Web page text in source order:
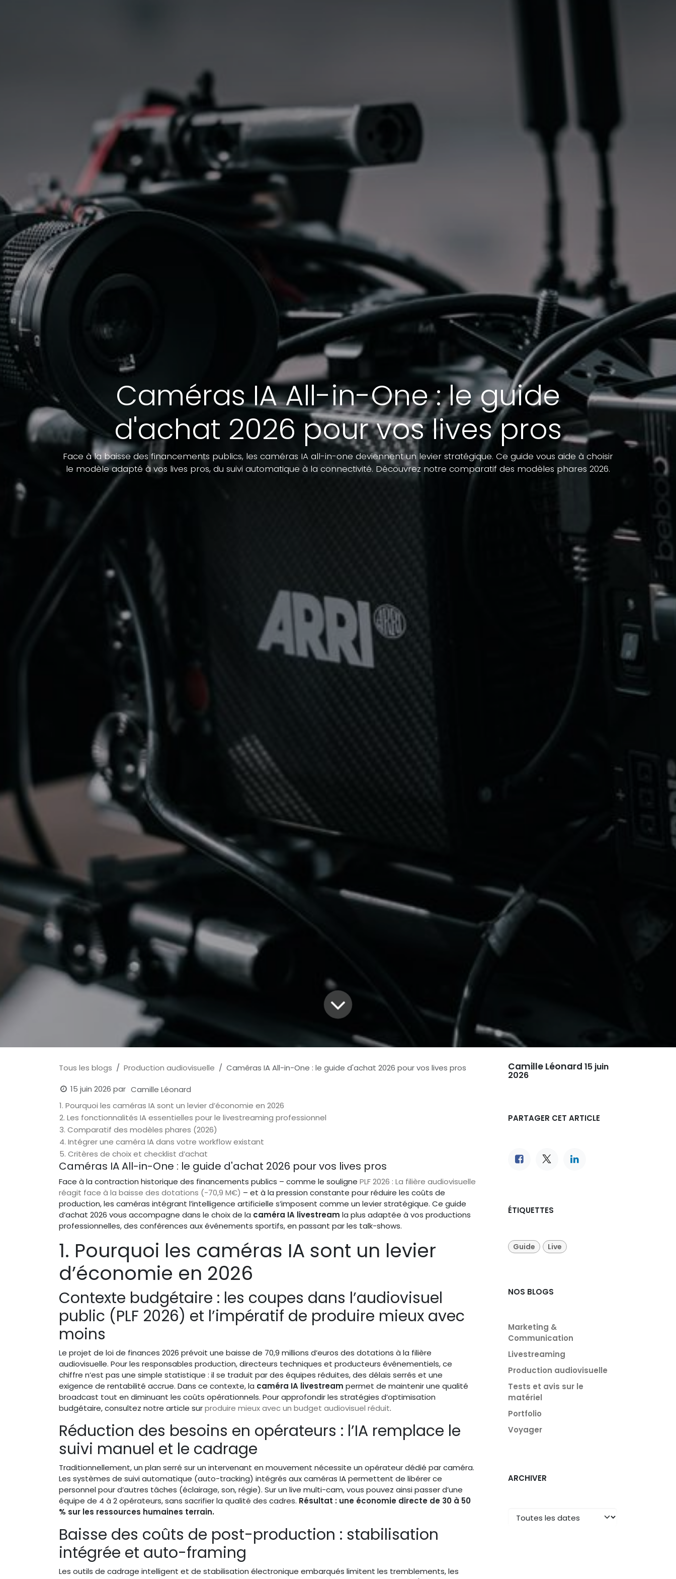
Caméras IA All-in-One : le guide
d'achat 2026 pour vos lives pros
Face à la baisse des financements publics, les caméras IA all-in-one deviennent un levier stratégique. Ce guide vous aide à choisir
le modèle adapté à vos lives pros, du suivi automatique à la connectivité. Découvrez notre comparatif des modèles phares 2026.
Tous les blogs Production audiovisuelle
Caméras IA All-in-One : le guide d'achat 2026 pour vos lives pros
15 juin 2026 par Camille Léonard
1. Pourquoi les caméras IA sont un levier d’économie en 2026
2. Les fonctionnalités IA essentielles pour le livestreaming professionnel
3. Comparatif des modèles phares (2026)
4. Intégrer une caméra IA dans votre workflow existant
5. Critères de choix et checklist d’achat
Caméras IA All-in-One : le guide d'achat 2026 pour vos lives pros
Face à la contraction historique des financements publics – comme le souligne PLF 2026 : La filière audiovisuelle
réagit face à la baisse des dotations (-70,9 M€) – et à la pression constante pour réduire les coûts de
production, les caméras intégrant l’intelligence artificielle s’imposent comme un levier stratégique. Ce guide
d’achat 2026 vous accompagne dans le choix de la caméra IA livestream la plus adaptée à vos productions
professionnelles, des conférences aux événements sportifs, en passant par les talk-shows.
1. Pourquoi les caméras IA sont un levier
d’économie en 2026
Contexte budgétaire : les coupes dans l’audiovisuel
public (PLF 2026) et l’impératif de produire mieux avec
moins
Le projet de loi de finances 2026 prévoit une baisse de 70,9 millions d’euros des dotations à la filière
audiovisuelle. Pour les responsables production, directeurs techniques et producteurs événementiels, ce
chiffre n’est pas une simple statistique : il se traduit par des équipes réduites, des délais serrés et une
exigence de rentabilité accrue. Dans ce contexte, la caméra IA livestream permet de maintenir une qualité
broadcast tout en diminuant les coûts opérationnels. Pour approfondir les stratégies d’optimisation
budgétaire, consultez notre article surproduire mieux avec un budget audiovisuel réduit.
Réduction des besoins en opérateurs : l’IA remplace le
suivi manuel et le cadrage
Traditionnellement, un plan serré sur un intervenant en mouvement nécessite un opérateur dédié par caméra.
Les systèmes de suivi automatique (auto-tracking) intégrés aux caméras IA permettent de libérer ce
personnel pour d’autres tâches (éclairage, son, régie). Sur un live multi-cam, vous pouvez ainsi passer d’une
équipe de 4 à 2 opérateurs, sans sacrifier la qualité des cadres. Résultat : une économie directe de 30 à 50
% sur les ressources humaines terrain.
Baisse des coûts de post-production : stabilisation
intégrée et auto-framing
Les outils de cadrage intelligent et de stabilisation électronique embarqués limitent les tremblements, les
Camille Léonard 15 juin
2026
PARTAGER CET ARTICLE
ÉTIQUETTES
Guide Live
NOS BLOGS
Marketing &
Communication
Livestreaming
Production audiovisuelle
Tests et avis sur le
matériel
Portfolio
Voyager
ARCHIVER